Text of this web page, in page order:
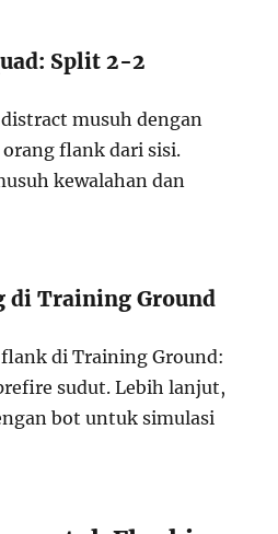
Split 2-2
musuh dengan
flank dari sisi.
kewalahan dan
di Training Ground
di Training Ground:
sudut. Lebih lanjut,
bot untuk simulasi